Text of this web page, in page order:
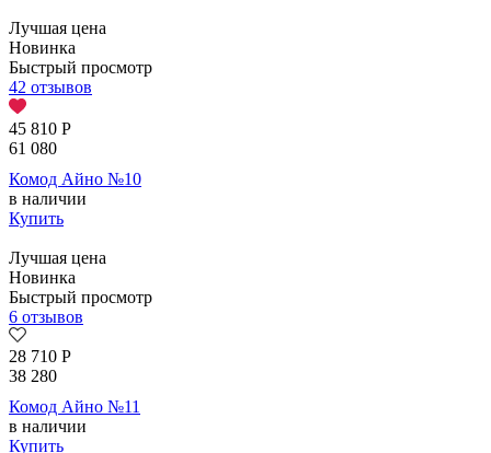
Лучшая цена
Новинка
Быстрый просмотр
42 отзывов
45 810 Р
61 080
Комод Айно №10
в наличии
Купить
Лучшая цена
Новинка
Быстрый просмотр
6 отзывов
28 710 Р
38 280
Комод Айно №11
в наличии
Купить